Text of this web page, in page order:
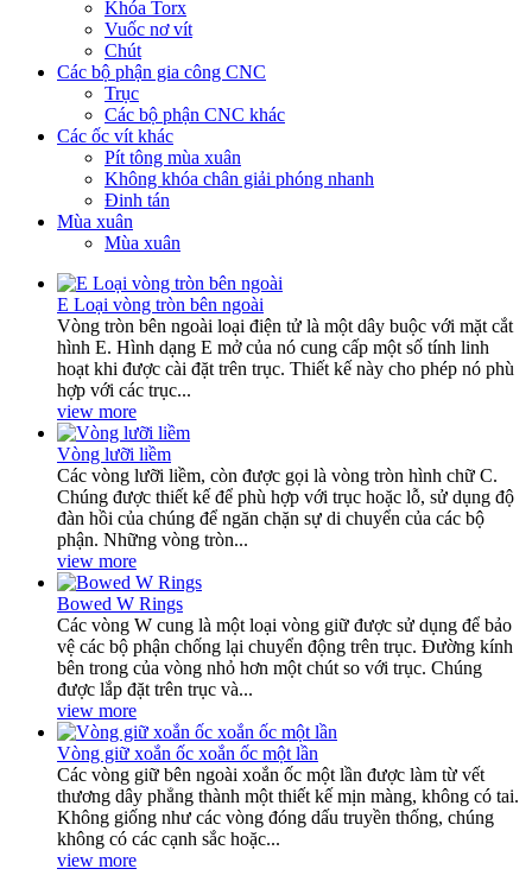
Khóa Torx
Vuốc nơ vít
Chút
Các bộ phận gia công CNC
Trục
Các bộ phận CNC khác
Các ốc vít khác
Pít tông mùa xuân
Không khóa chân giải phóng nhanh
Đinh tán
Mùa xuân
Mùa xuân
E Loại vòng tròn bên ngoài
Vòng tròn bên ngoài loại điện tử là một dây buộc với mặt cắt
hình E. Hình dạng E mở của nó cung cấp một số tính linh
hoạt khi được cài đặt trên trục. Thiết kế này cho phép nó phù
hợp với các trục...
view more
Vòng lưỡi liềm
Các vòng lưỡi liềm, còn được gọi là vòng tròn hình chữ C.
Chúng được thiết kế để phù hợp với trục hoặc lỗ, sử dụng độ
đàn hồi của chúng để ngăn chặn sự di chuyển của các bộ
phận. Những vòng tròn...
view more
Bowed W Rings
Các vòng W cung là một loại vòng giữ được sử dụng để bảo
vệ các bộ phận chống lại chuyển động trên trục. Đường kính
bên trong của vòng nhỏ hơn một chút so với trục. Chúng
được lắp đặt trên trục và...
view more
Vòng giữ xoắn ốc xoắn ốc một lần
Các vòng giữ bên ngoài xoắn ốc một lần được làm từ vết
thương dây phẳng thành một thiết kế mịn màng, không có tai.
Không giống như các vòng đóng dấu truyền thống, chúng
không có các cạnh sắc hoặc...
view more